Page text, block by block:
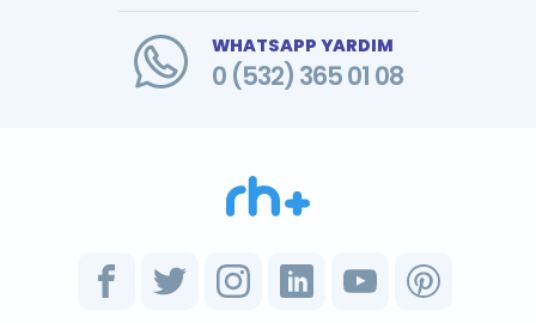
WHATSAPP YARDIM
0 (532) 365 01 08